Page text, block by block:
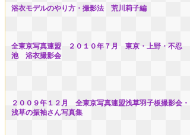
浴衣モデルのやり方・撮影法 荒川莉子編
全東京写真連盟 ２０１０年７月 東京・上野・不忍
池 浴衣撮影会
２００９年１２月 全東京写真連盟浅草羽子板撮影会・
浅草の振袖さん写真集